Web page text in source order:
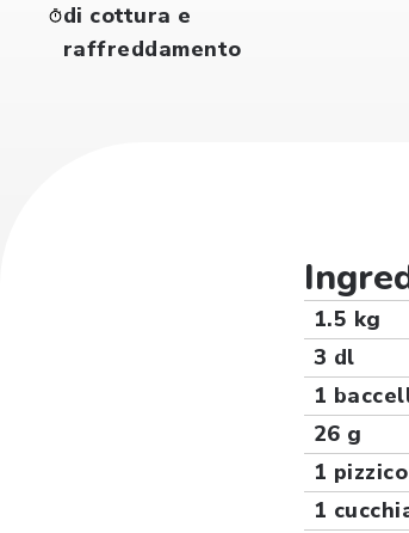
di cottura e
raffreddamento
1.5 kg
3 dl
1
26 g
1 pizzico
1